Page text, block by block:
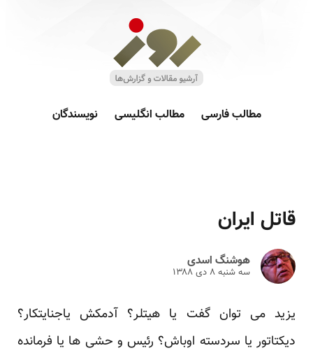
مطالب فارسی مطالب انگلیسی نویسندگان
قاتل ایران
هوشنگ اسدی
سه شنبه ۸ دى ۱۳۸۸
یزید می توان گفت یا هیتلر؟ آدمکش یاجنایتکار؟
دیکتاتور یا سردسته اوباش؟ رئیس و حشی ها یا فرمانده